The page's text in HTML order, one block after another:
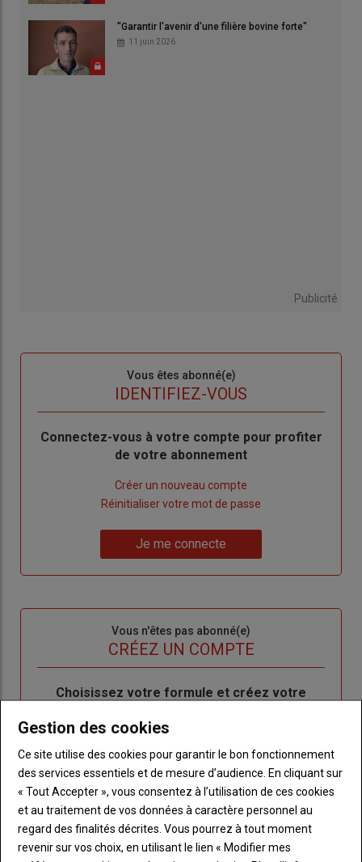
"Garantir l'avenir d'une filière bovine forte"
11 juin 2026
Publicité
Vous êtes abonné(e)
IDENTIFIEZ-VOUS
Body
Connectez-vous à votre compte pour profiter
de votre abonnement
Créer un nouveau compte
de
Réinitialiser votre mot de passe
me
Je me connecte
Vous n'êtes pas abonné(e)
CRÉEZ UN COMPTE
BodyChoisissez votre formule et créez votre
Créez un compte
LES PLUS LUS
Gestion des cookies
Ce site utilise des cookies pour garantir le bon fonctionnement
des services essentiels et de mesure d’audience. En cliquant sur
« Tout Accepter », vous consentez à l’utilisation de ces cookies
et au traitement de vos données à caractère personnel au
regard des finalités décrites. Vous pourrez à tout moment
revenir sur vos choix, en utilisant le lien « Modifier mes